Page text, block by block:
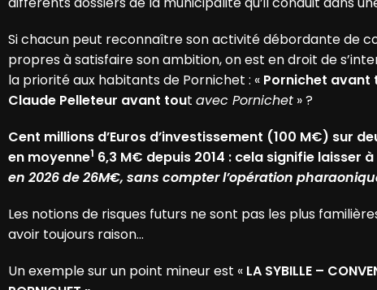
Si chacun peut reconnaître son activité débordante de
propres à satisfaire son ambition, on est en droit de
la priorité aux habitants de Pornichet : « Pornichet avant
Claude Pelleteur avant tout avec Pornichet » ?
Cent millions d’Euros d’investissement (100 M€) sur
en moyenne1 6,3 M€ depuis 2014 : cela signifie laisser
en 2026 de 26M€, sans compter l’opération
Les notions de risques futurs ne sont pas les plus
avoir toujours raison…
Un exemple sur un point mineur est « LA SYBILLE –